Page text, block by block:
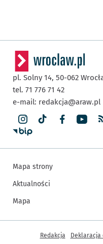
pl. Solny 14, 50-062
tel. 71 776 71 42
e-mail: redakcja@araw.pl
Mapa strony
Aktualności
Mapa
Inne informacje
Redakcja Deklaracja